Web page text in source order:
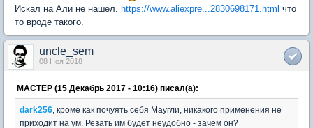
Искал на Али не нашел. https://www.aliexpre...2830698171.html что
то вроде такого.
uncle_sem
08 Ноя 2018
MACTEP (15 Декабрь 2017 - 10:16) писал(а):
dark256 , кроме как почуять себя Маугли, никакого применения не
приходит на ум. Резать им будет неудобно - зачем он?